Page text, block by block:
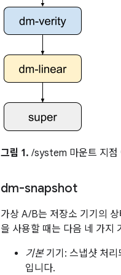
그림 1. /system 마운트 지점
dm-snapshot
가상 A/B는 저장소 기기의
을 사용할 때는 다음 네 가지
기본 기기: 스냅샷 처
입니다.